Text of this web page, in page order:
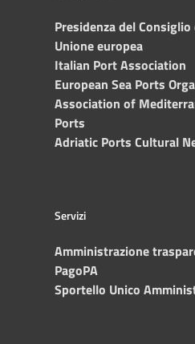
Presidenza del
Unione europea
Italian Port Association
European Sea Ports
Association of
Ports
Adriatic Ports Cultural
Servizi
Amministrazione
PagoPA
Sportello Unico